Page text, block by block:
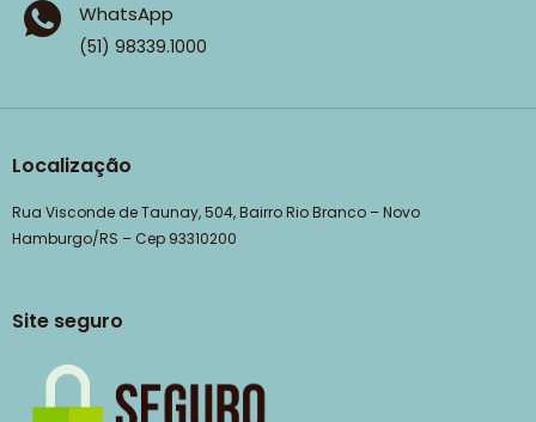
WhatsApp
(51) 98339.1000
Localização
Rua Visconde de Taunay, 504, Bairro Rio Branco – Novo
Hamburgo/RS – Cep 93310200
Site seguro